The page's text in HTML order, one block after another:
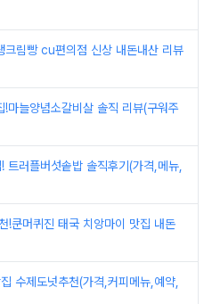
크림빵 cu편의점 신상 내돈내산 리뷰
!마늘양념소갈비살 솔직 리뷰(구워주
트러플버섯솥밥 솔직후기(가격,메뉴,
!쿤머퀴진 태국 치앙마이 맛집 내돈
수제도넛추천(가격,커피메뉴,예약,